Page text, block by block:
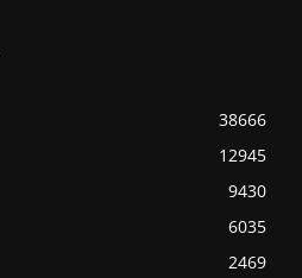
38666
12945
9430
6035
2469